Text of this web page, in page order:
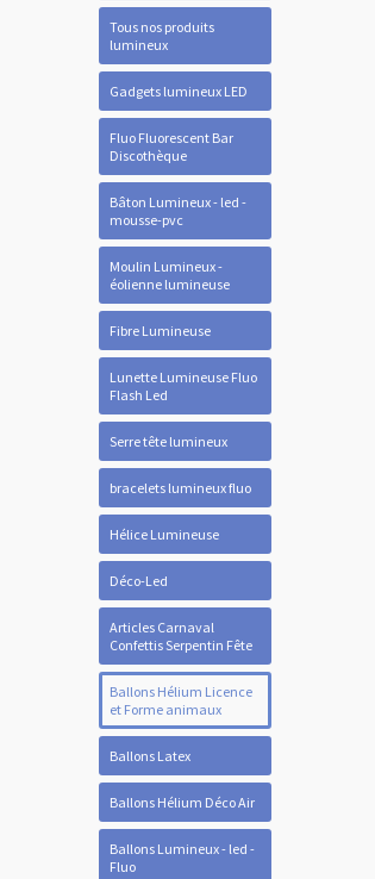
Tous nos produits
lumineux
Gadgets lumineux LED
Fluo Fluorescent Bar
Discothèque
Bâton Lumineux - led -
mousse-pvc
Moulin Lumineux -
éolienne lumineuse
Fibre Lumineuse
Lunette Lumineuse Fluo
Flash Led
Serre tête lumineux
bracelets lumineux fluo
Hélice Lumineuse
Déco-Led
Articles Carnaval
Confettis Serpentin Fête
Ballons Hélium Licence
et Forme animaux
Ballons Latex
Ballons Hélium Déco Air
Ballons Lumineux - led -
Fluo